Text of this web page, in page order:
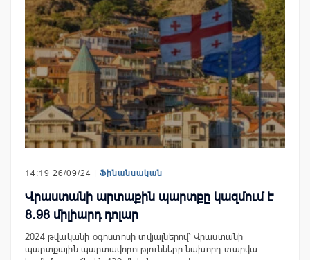
14:19 26/09/24 | Ֆինանսական
Վրաստանի արտաքին պարտքը կազմում է
8․98 միլիարդ դոլար
2024 թվականի օգոստոսի տվյալներով՝ Վրաստանի
պարտքային պարտավորությունները նախորդ տարվա